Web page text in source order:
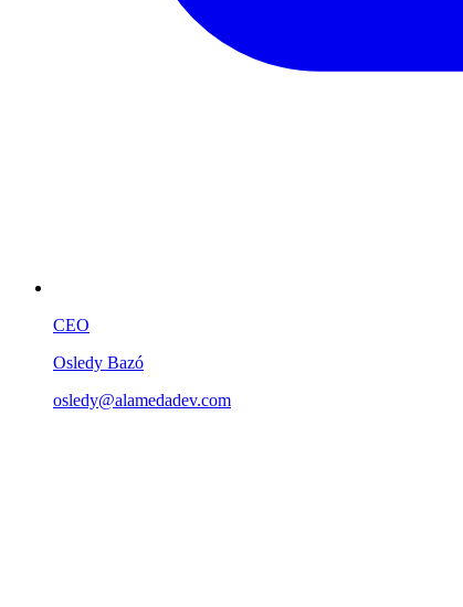
CEO
Osledy Bazó
osledy@alamedadev.com